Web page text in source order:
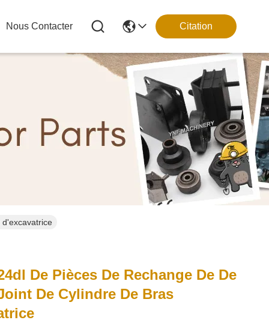
Nous Contacter Citation
de bras d'excavatrice
De Pièces De Rechange De De
De Cylindre De Bras